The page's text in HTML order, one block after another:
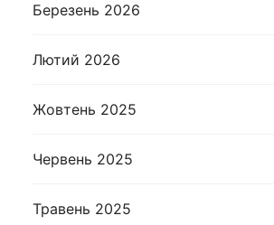
Березень 2026
Лютий 2026
Жовтень 2025
Червень 2025
Травень 2025